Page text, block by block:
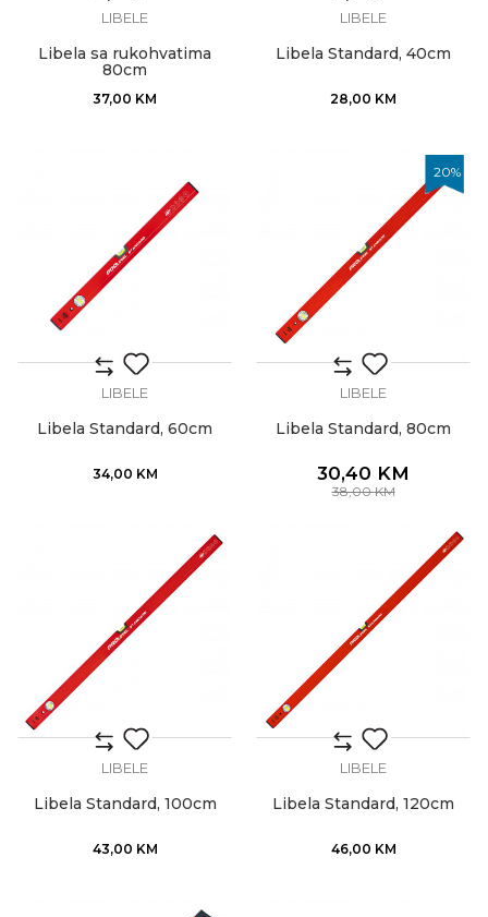
LIBELE
Libela sa rukohvatima
80cm
37,00 KM
LIBELE
Libela Standard, 40cm
28,00 KM
LIBELE
Libela Standard, 60cm
34,00 KM
20%
LIBELE
Libela Standard, 80cm
30,40 KM
38,00KM
LIBELE
Libela Standard, 100cm
43,00 KM
LIBELE
Libela Standard, 120cm
46,00 KM